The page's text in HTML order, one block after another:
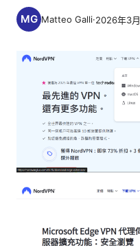
Matteo Galli·2026年3